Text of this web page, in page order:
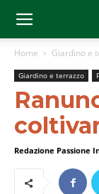
Home Giardino e
Giardino e terrazzo
Redazione Passione